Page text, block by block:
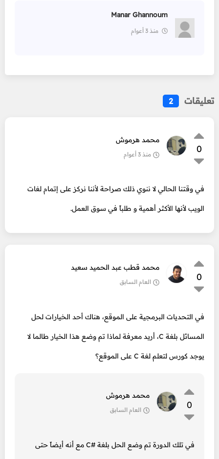
Manar Ghannoum
منذ 3 أعوام
تعليقات 2
0
محمد هرموش
منذ 3 أعوام
في وقتنا الحالي لا ننوي ذلك صراحة لأننا نركز على إتمام لغات
الويب لأنها الأكثر أهمية و طلباً في سوق العمل.
0
محمد قطب عبد الحميد سعيد
العام السابق
في التحديات البرمجية على الموقع، هناك أحد الخيارات لحل
المسائل بلغة C، أريد معرفة لماذا تم وضع هذا الخيار طالما لا
يوجد كورس لتعلم لغة C على الموقع؟
0
محمد هرموش
العام السابق
في تلك الدورة تم وضع الحل بلغة #C مع أنه أيضاً حتى